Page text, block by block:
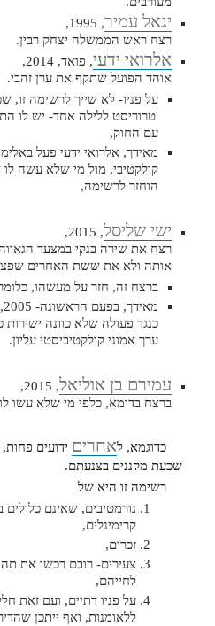
יגאל עמיר, 1995,
רצח ראש הממשלה יצחק רבין.
אלרואי ידעי, פואד, 2014,
אוהד הפועל שתקף את ערן זהבי.
על פניו- לא שייך לרשימה זו,
'טרוריסט ללילה אחד- יש לו
עם החוק,
מאידך, אלרואי ידעי פעל
קולקטיבי, מול מי שלא עשה
הוחזר לרשימה,
ישי שליסל, 2015,
רצח את שירה בנקי במצעד
אותה ולא את ששת האחרים
ברצח זה, חזר על מעשהו,
כנגד פעולה שלא כוונה ישירות
ערך אמוני קולקטיביסטי עליון.
עמירם בן אוליאל, 2015,
ברצח בדומא, כלפי מי שלא עשו
כדוגמא, לאחרים ידועים
שכעת מקננים בצנעתם.
רשימה זו היא של
נורמטיבים, שאינם כלולים
קרימינלים,
זכרים,
צעירים- רובם רכשו את
לחייהם,
על פניו דתיים, ועם זאת
ללאומנות, ואף ייתכן